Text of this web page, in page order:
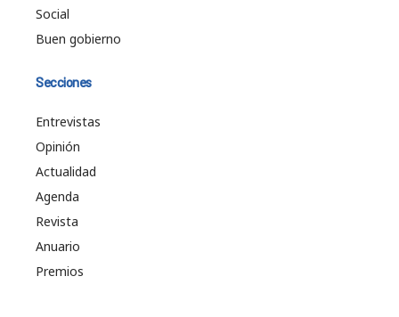
Social
Buen gobierno
Secciones
Entrevistas
Opinión
Actualidad
Agenda
Revista
Anuario
Premios